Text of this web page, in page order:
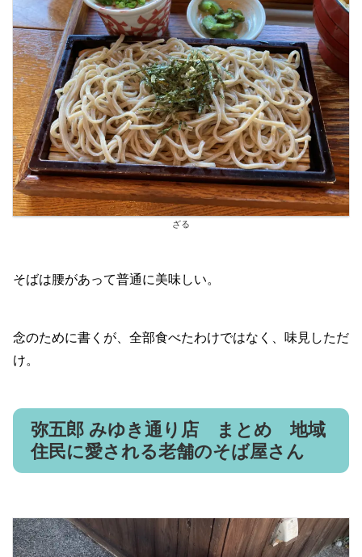
ざる
そばは腰があって普通に美味しい。
念のために書くが、全部食べたわけではなく、味見しただ
け。
弥五郎 みゆき通り店 まとめ 地域
住民に愛される老舗のそば屋さん